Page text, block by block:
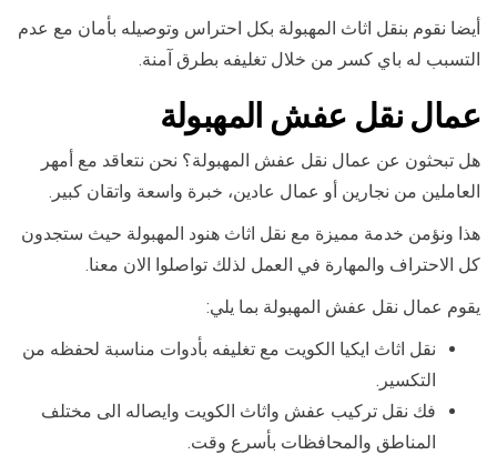
أيضا نقوم بنقل اثاث المهبولة بكل احتراس وتوصيله بأمان مع عدم
التسبب له باي كسر من خلال تغليفه بطرق آمنة.
عمال نقل عفش المهبولة
هل تبحثون عن عمال نقل عفش المهبولة؟ نحن نتعاقد مع أمهر
العاملين من نجارين أو عمال عادين، خبرة واسعة واتقان كبير.
هذا ونؤمن خدمة مميزة مع نقل اثاث هنود المهبولة حيث ستجدون
كل الاحتراف والمهارة في العمل لذلك تواصلوا الان معنا.
يقوم عمال نقل عفش المهبولة بما يلي:
نقل اثاث ايكيا الكويت مع تغليفه بأدوات مناسبة لحفظه من
التكسير.
فك نقل تركيب عفش واثاث الكويت وايصاله الى مختلف
المناطق والمحافظات بأسرع وقت.